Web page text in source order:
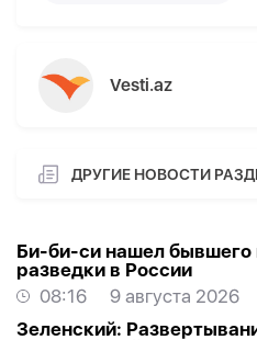
Vesti.az
ДРУГИЕ НОВОСТИ
Би-би-си нашел бывшего
разведки в России
08:16
9 августа 2026
Зеленский: